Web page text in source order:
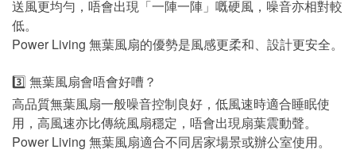
送風更均勻，唔會出現「一陣一陣」嘅硬風，噪音亦相對較
低。
Power Living 無葉風扇的優勢是風感更柔和、設計更安全。
3️⃣ 無葉風扇會唔會好嘈？
高品質無葉風扇一般噪音控制良好，低風速時適合睡眠使
用，高風速亦比傳統風扇穩定，唔會出現扇葉震動聲。
Power Living 無葉風扇適合不同居家場景或辦公室使用。